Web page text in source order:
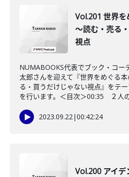
Vol.201 世界を
～読む・売る
視点
NUMABOOKS代表でブック・コー
太郎さんを迎えて『世界をめぐる
る・買うだけじゃない視点』をテ
を行います。＜目次＞00:35 ２人
2023.09.22|00:42:24
Vol.200 アイデ